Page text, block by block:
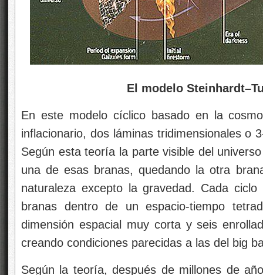
El modelo
En este modelo cíclico basado en la
inflacionario, dos láminas tridimensionales o
Según esta teoría la parte visible del
una de esas branas, quedando la otra
naturaleza excepto la gravedad. Cada
branas dentro de un espacio-tiempo
dimensión espacial muy corta y seis
creando condiciones parecidas a las del big
Según la teoría, después de millones de